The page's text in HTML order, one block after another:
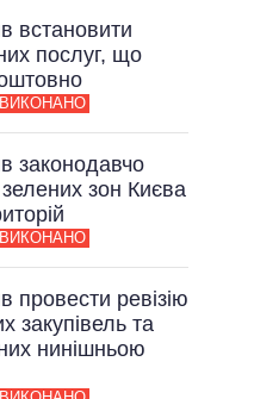
встановити
послуг, що
законодавчо
зон Києва
провести ревізію
закупівель та
нинішньою